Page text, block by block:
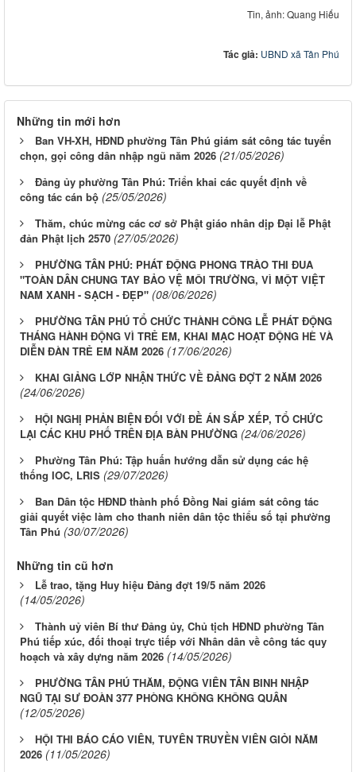
Tin, ảnh: Quang Hiếu
Tác giả: UBND xã Tân Phú
Những tin mới hơn
Ban VH-XH, HĐND phường Tân Phú giám sát công tác tuyển
chọn, gọi công dân nhập ngũ năm 2026 (21/05/2026)
Đảng ủy phường Tân Phú: Triển khai các quyết định về
công tác cán bộ (25/05/2026)
Thăm, chúc mừng các cơ sở Phật giáo nhân dịp Đại lễ Phật
đản Phật lịch 2570 (27/05/2026)
PHƯỜNG TÂN PHÚ: PHÁT ĐỘNG PHONG TRÀO THI ĐUA
"TOÀN DÂN CHUNG TAY BẢO VỆ MÔI TRƯỜNG, VÌ MỘT VIỆT
NAM XANH - SẠCH - ĐẸP" (08/06/2026)
PHƯỜNG TÂN PHÚ TỔ CHỨC THÀNH CÔNG LỄ PHÁT ĐỘNG
THÁNG HÀNH ĐỘNG VÌ TRẺ EM, KHAI MẠC HOẠT ĐỘNG HÈ VÀ
DIỄN ĐÀN TRẺ EM NĂM 2026 (17/06/2026)
KHAI GIẢNG LỚP NHẬN THỨC VỀ ĐẢNG ĐỢT 2 NĂM 2026
(24/06/2026)
HỘI NGHỊ PHẢN BIỆN ĐỐI VỚI ĐỀ ÁN SẮP XẾP, TỔ CHỨC
LẠI CÁC KHU PHỐ TRÊN ĐỊA BÀN PHƯỜNG (24/06/2026)
Phường Tân Phú: Tập huấn hướng dẫn sử dụng các hệ
thống IOC, LRIS (29/07/2026)
Ban Dân tộc HĐND thành phố Đồng Nai giám sát công tác
giải quyết việc làm cho thanh niên dân tộc thiểu số tại phường
Tân Phú (30/07/2026)
Những tin cũ hơn
Lễ trao, tặng Huy hiệu Đảng đợt 19/5 năm 2026
(14/05/2026)
Thành uỷ viên Bí thư Đảng ủy, Chủ tịch HĐND phường Tân
Phú tiếp xúc, đối thoại trực tiếp với Nhân dân về công tác quy
hoạch và xây dựng năm 2026 (14/05/2026)
PHƯỜNG TÂN PHÚ THĂM, ĐỘNG VIÊN TÂN BINH NHẬP
NGŨ TẠI SƯ ĐOÀN 377 PHÒNG KHÔNG KHÔNG QUÂN
(12/05/2026)
HỘI THI BÁO CÁO VIÊN, TUYÊN TRUYỀN VIÊN GIỎI NĂM
2026 (11/05/2026)